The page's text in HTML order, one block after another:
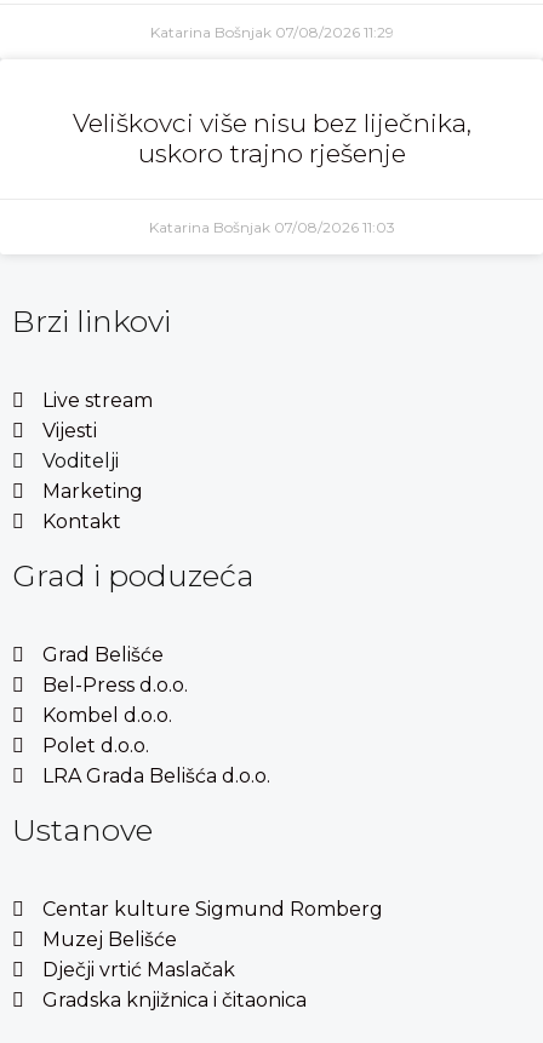
Katarina Bošnjak 07/08/2026 11:29
Veliškovci više nisu bez liječnika,
uskoro trajno rješenje
Katarina Bošnjak 07/08/2026 11:03
Brzi linkovi
Live stream
Vijesti
Voditelji
Marketing
Kontakt
Grad i poduzeća
Grad Belišće
Bel-Press d.o.o.
Kombel d.o.o.
Polet d.o.o.
LRA Grada Belišća d.o.o.
Ustanove
Centar kulture Sigmund Romberg
Muzej Belišće
Dječji vrtić Maslačak
Gradska knjižnica i čitaonica